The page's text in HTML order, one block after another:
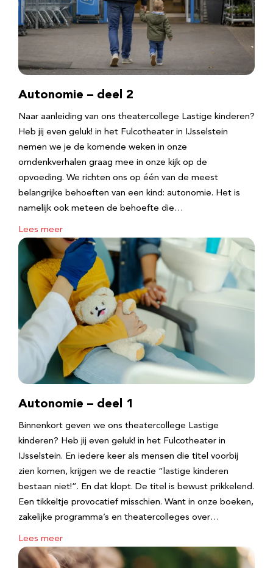
Autonomie – deel 2
Naar aanleiding van ons theatercollege Lastige kinderen?
Heb jij even geluk! in het Fulcotheater in IJsselstein
nemen we je de komende weken in onze
omdenkverhalen graag mee in onze kijk op de
opvoeding. We richten ons op één van de meest
belangrijke behoeften van een kind: autonomie. Het is
namelijk ook meteen de behoefte die…
Lees meer
Autonomie – deel 1
Binnenkort geven we ons theatercollege Lastige
kinderen? Heb jij even geluk! in het Fulcotheater in
IJsselstein. En iedere keer als mensen die titel voorbij
zien komen, krijgen we de reactie “lastige kinderen
bestaan niet!”. En dat klopt. De titel is bewust prikkelend.
Een tikkeltje provocatief misschien. Want in onze boeken,
zakelijke programma’s en theatercolleges over…
Lees meer